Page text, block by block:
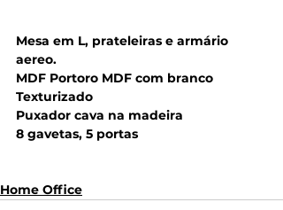
Mesa em L, prateleiras e armário
aereo.
MDF Portoro MDF com branco
Texturizado
Puxador cava na madeira
8 gavetas, 5 portas
Home Office